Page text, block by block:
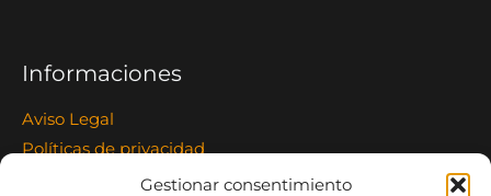
Gestionar consentimiento
Informaciones
Aviso Legal
Políticas de privacidad
Política de Cookies